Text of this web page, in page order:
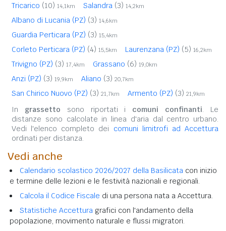
Tricarico (10) 14,1km Salandra (3) 14,2km
Albano di Lucania (PZ) (3) 14,6km
Guardia Perticara (PZ) (3) 15,4km
Corleto Perticara (PZ) (4) 15,5km Laurenzana (PZ) (5) 16,2km
Trivigno (PZ) (3) 17,4km Grassano (6) 19,0km
Anzi (PZ) (3) 19,9km Aliano (3) 20,7km
San Chirico Nuovo (PZ) (3) 21,7km Armento (PZ) (3) 21,9km
In grassetto sono riportati i comuni confinanti. Le
distanze sono calcolate in linea d'aria dal centro urbano.
Vedi l'elenco completo dei comuni limitrofi ad Accettura
ordinati per distanza.
Vedi anche
Calendario scolastico 2026/2027 della Basilicata con inizio
e termine delle lezioni e le festività nazionali e regionali.
Calcola il Codice Fiscale di una persona nata a Accettura.
Statistiche Accettura grafici con l'andamento della
popolazione, movimento naturale e flussi migratori.